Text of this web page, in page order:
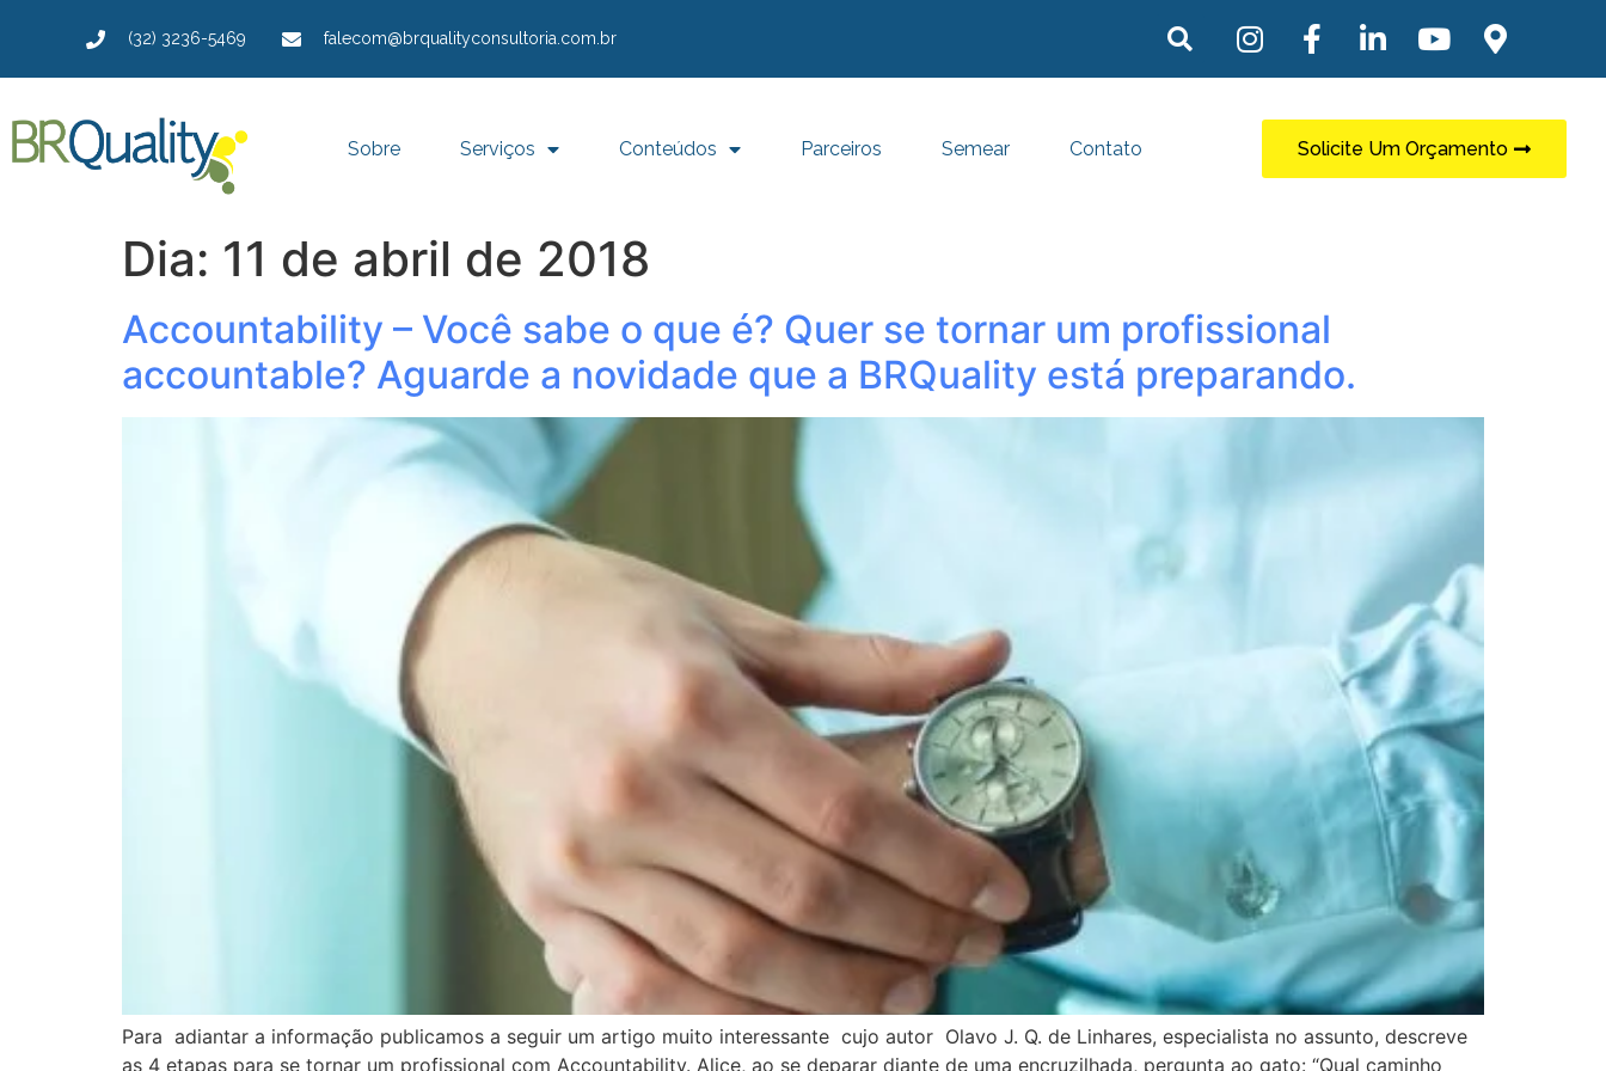
(32) 3236-5469 falecom@brqualityconsultoria.com.br
Sobre Serviços Conteúdos Parceiros Semear Contato Solicite Um Orçamento
Dia: 11 de abril de 2018
Accountability – Você sabe o que é? Quer se tornar um profissional
accountable? Aguarde a novidade que a BRQuality está preparando.
Para adiantar a informação publicamos a seguir um artigo muito interessante cujo autor Olavo J. Q. de Linhares, especialista no assunto, descreve
as 4 etapas para se tornar um profissional com Accountability. Alice, ao se deparar diante de uma encruzilhada, pergunta ao gato: “Qual caminho